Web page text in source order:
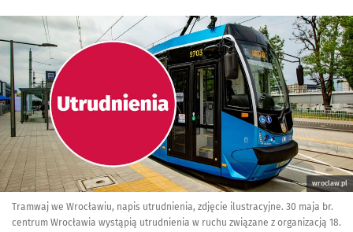
Kliknij, aby powiększyć
wroclaw.pl
Tramwaj we Wrocławiu, napis utrudnienia, zdjęcie ilustracyjne. 30 maja br.
centrum Wrocławia wystąpią utrudnienia w ruchu związane z organizacją 18.